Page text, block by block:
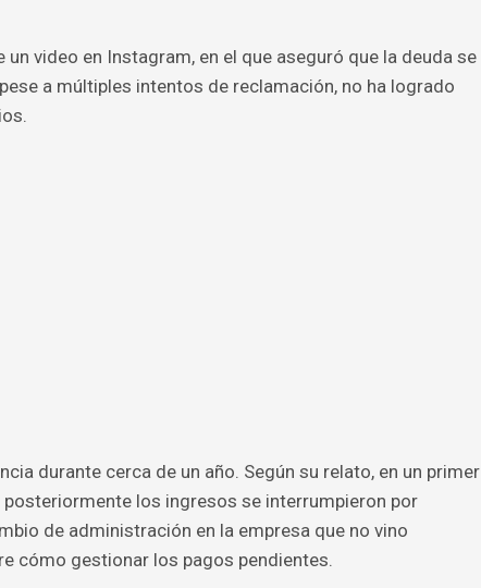
video en Instagram, en el que aseguró que la deuda se
a múltiples intentos de reclamación, no ha logrado
durante cerca de un año. Según su relato, en un primer
los ingresos se interrumpieron por
de administración en la empresa que no vino
cómo gestionar los pagos pendientes.